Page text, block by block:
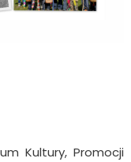
Kultury, Promocji